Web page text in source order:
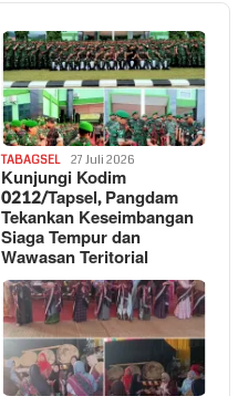
TABAGSEL 27 Juli 2026
Kunjungi Kodim
0212/Tapsel, Pangdam
Tekankan Keseimbangan
Siaga Tempur dan
Wawasan Teritorial